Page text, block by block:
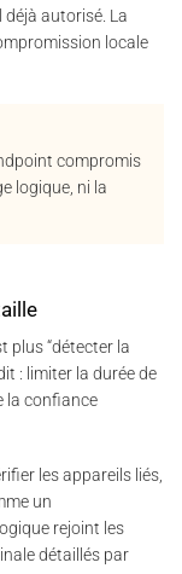
autorisé. La
locale
compromis
logique, ni la
plus “détecter la
: limiter la durée de
la confiance
les appareils liés,
un
rejoint les
détaillés par